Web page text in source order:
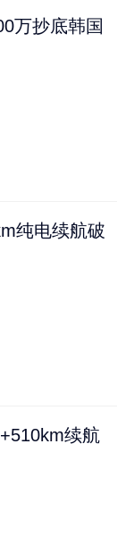
万抄底韩国
纯电续航破
续航